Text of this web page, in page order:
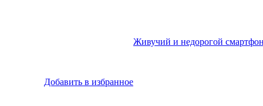
Добавить в избранное
Живучий и недорогой